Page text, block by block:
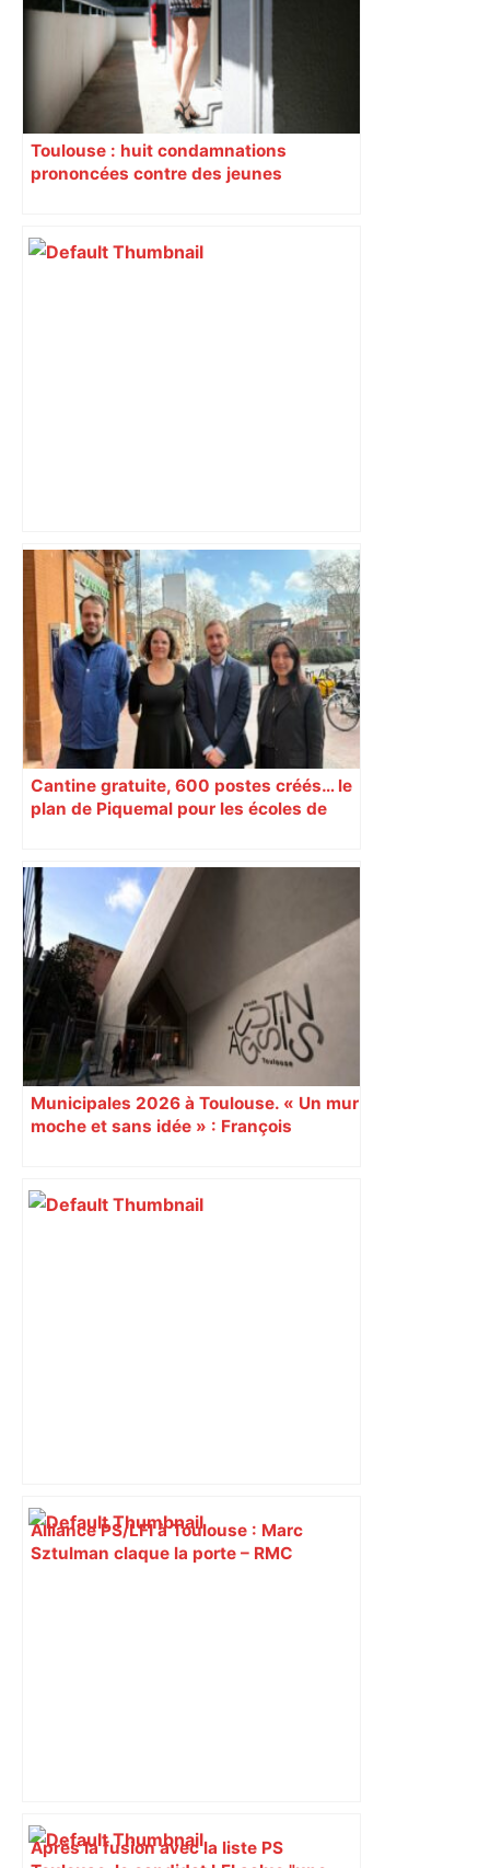
Toulouse : huit condamnations
prononcées contre des jeunes
« Rien d'inquiétant » pour Guillaume
Restes, le gardien de Toulouse, après
sa sortie à Metz – L'Équipe
Cantine gratuite, 600 postes créés… le
plan de Piquemal pour les écoles de
Municipales 2026 à Toulouse. « Un mur
moche et sans idée » : François
Augustins
Alliance PS/LFI à Toulouse : Marc
Sztulman claque la porte – RMC
Après la fusion avec la liste PS